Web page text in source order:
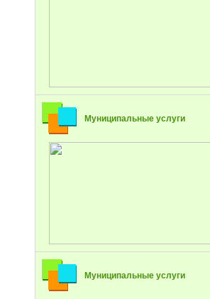
Муниципальные услуги
Муниципальные услуги